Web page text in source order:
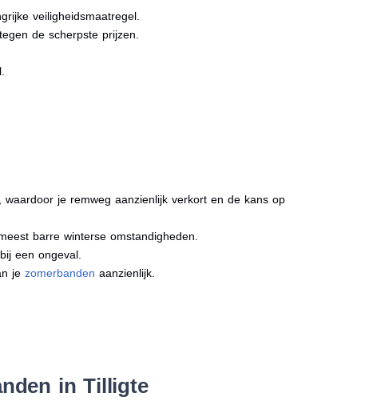
veiligheidsmaatregel.
de scherpste prijzen.
je remweg aanzienlijk verkort en de kans op
barre winterse omstandigheden.
een ongeval.
jezomerbanden aanzienlijk.
in Tilligte